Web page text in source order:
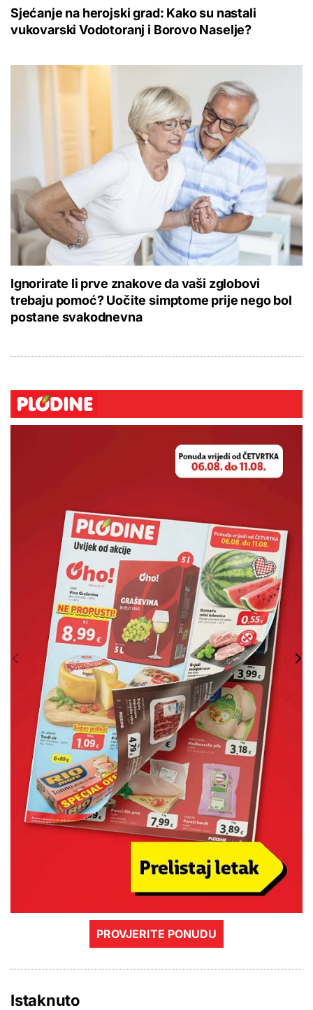
Sjećanje na herojski grad: Kako su nastali
vukovarski Vodotoranj i Borovo Naselje?
Ignorirate li prve znakove da vaši zglobovi
trebaju pomoć? Uočite simptome prije nego bol
postane svakodnevna
PROVJERITE PONUDU
Istaknuto